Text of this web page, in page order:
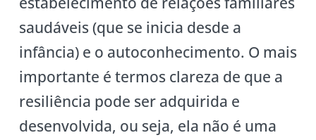
saudáveis (que se inicia desde a
infância) e o autoconhecimento. O mais
importante é termos clareza de que a
resiliência pode ser adquirida e
desenvolvida, ou seja, ela não é uma